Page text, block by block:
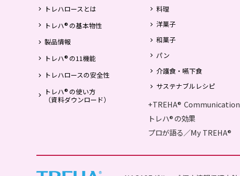
トレハロースとは
トレハ® の基本物性
製品情報
トレハ® の11機能
トレハロースの安全性
トレハ® の使い方
（資料ダウンロード）
料理
洋菓子
和菓子
パン
介護食・嚥下食
サステナブルレシピ
+TREHA® Communication
トレハ® の効果
プロが語る／My TREHA®